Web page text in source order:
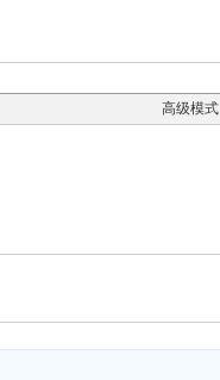
高级模式